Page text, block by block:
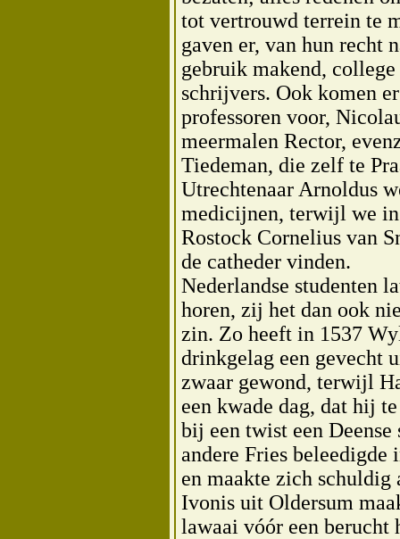
tot vertrouwd terrein te
gaven er, van hun recht
gebruik makend,
schrijvers. Ook komen
professoren voor,
meermalen Rector,
Tiedeman, die zelf te
Utrechtenaar Arnoldus
medicijnen, terwijl we in
Rostock Cornelius van
de catheder vinden.
Nederlandse studenten
horen, zij het dan ook
zin. Zo heeft in 1537
drinkgelag een gevecht
zwaar gewond, terwijl
een kwade dag, dat hij
bij een twist een
andere Fries beleedigde
en maakte zich
Ivonis uit Oldersum
lawaai vóór een berucht